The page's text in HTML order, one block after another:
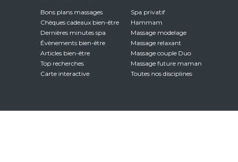
Bons plans massages
Chèques cadeaux bien-être
Dernières minutes spa
Évènements bien-être
Articles bien-être
Top recherches
Carte interactive
Spa privatif
Hammam
Massage modelage
Massage relaxant
Massage couple Duo
Massage future maman
Toutes nos disciplines